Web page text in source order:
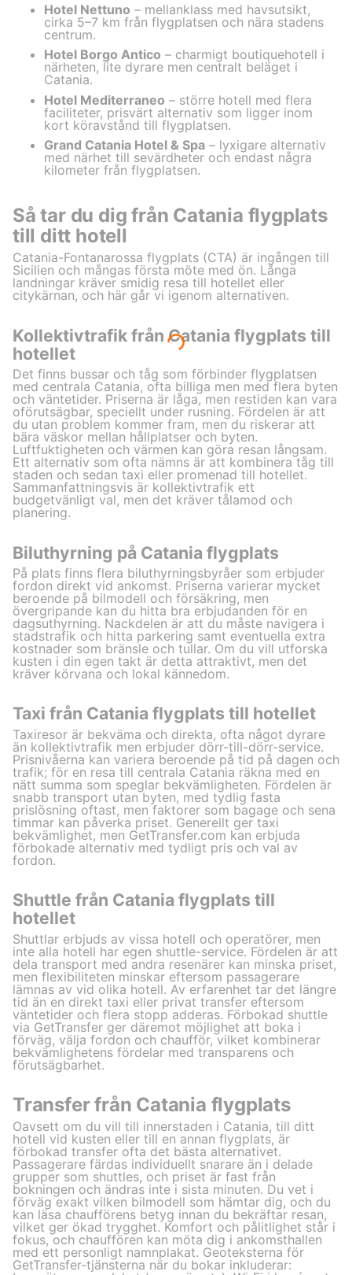
Hotel Nettuno – mellanklass med havsutsikt,
cirka 5–7 km från flygplatsen och nära stadens
centrum.
Hotel Borgo Antico – charmigt boutiquehotell i
närheten, lite dyrare men centralt beläget i
Catania.
Hotel Mediterraneo – större hotell med flera
faciliteter, prisvärt alternativ som ligger inom
kort köravstånd till flygplatsen.
Grand Catania Hotel & Spa – lyxigare alternativ
med närhet till sevärdheter och endast några
kilometer från flygplatsen.
Så tar du dig från Catania flygplats
till ditt hotell
Catania-Fontanarossa flygplats (CTA) är ingången till
Sicilien och mångas första möte med ön. Långa
landningar kräver smidig resa till hotellet eller
citykärnan, och här går vi igenom alternativen.
Kollektivtrafik från Catania flygplats till
hotellet
Det finns bussar och tåg som förbinder flygplatsen
med centrala Catania, ofta billiga men med flera byten
och väntetider. Priserna är låga, men restiden kan vara
oförutsägbar, speciellt under rusning. Fördelen är att
du utan problem kommer fram, men du riskerar att
bära väskor mellan hållplatser och byten.
Luftfuktigheten och värmen kan göra resan långsam.
Ett alternativ som ofta nämns är att kombinera tåg till
staden och sedan taxi eller promenad till hotellet.
Sammanfattningsvis är kollektivtrafik ett
budgetvänligt val, men det kräver tålamod och
planering.
Biluthyrning på Catania flygplats
På plats finns flera biluthyrningsbyråer som erbjuder
fordon direkt vid ankomst. Priserna varierar mycket
beroende på bilmodell och försäkring, men
övergripande kan du hitta bra erbjudanden för en
dagsuthyrning. Nackdelen är att du måste navigera i
stadstrafik och hitta parkering samt eventuella extra
kostnader som bränsle och tullar. Om du vill utforska
kusten i din egen takt är detta attraktivt, men det
kräver körvana och lokal kännedom.
Taxi från Catania flygplats till hotellet
Taxiresor är bekväma och direkta, ofta något dyrare
än kollektivtrafik men erbjuder dörr-till-dörr-service.
Prisnivåerna kan variera beroende på tid på dagen och
trafik; för en resa till centrala Catania räkna med en
nätt summa som speglar bekvämligheten. Fördelen är
snabb transport utan byten, med tydlig fasta
prislösning oftast, men faktorer som bagage och sena
timmar kan påverka priset. Generellt ger taxi
bekvämlighet, men GetTransfer.com kan erbjuda
förbokade alternativ med tydligt pris och val av
fordon.
Shuttle från Catania flygplats till
hotellet
Shuttlar erbjuds av vissa hotell och operatörer, men
inte alla hotell har egen shuttle-service. Fördelen är att
dela transport med andra resenärer kan minska priset,
men flexibiliteten minskar eftersom passagerare
lämnas av vid olika hotell. Av erfarenhet tar det längre
tid än en direkt taxi eller privat transfer eftersom
väntetider och flera stopp adderas. Förbokad shuttle
via GetTransfer ger däremot möjlighet att boka i
förväg, välja fordon och chaufför, vilket kombinerar
bekvämlighetens fördelar med transparens och
förutsägbarhet.
Transfer från Catania flygplats
Oavsett om du vill till innerstaden i Catania, till ditt
hotell vid kusten eller till en annan flygplats, är
förbokad transfer ofta det bästa alternativet.
Passagerare färdas individuellt snarare än i delade
grupper som shuttles, och priset är fast från
bokningen och ändras inte i sista minuten. Du vet i
förväg exakt vilken bilmodell som hämtar dig, och du
kan läsa chaufförens betyg innan du bekräftar resan,
vilket ger ökad trygghet. Komfort och pålitlighet står i
fokus, och chauffören kan möta dig i ankomsthallen
med ett personligt namnplakat. Geoteksterna för
GetTransfer-tjänsterna när du bokar inkluderar: